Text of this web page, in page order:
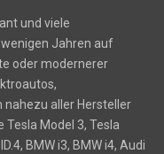
und viele
Jahren auf
oder modernerer
nahezu aller Hersteller
Model 3, Tesla
BMW i3, BMW i4, Audi